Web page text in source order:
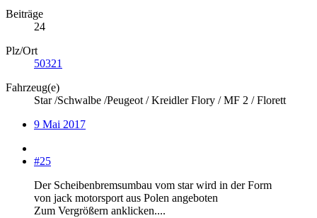
Beiträge
24
Plz/Ort
50321
Fahrzeug(e)
Star /Schwalbe /Peugeot / Kreidler Flory / MF 2 / Florett
9 Mai 2017
#25
Der Scheibenbremsumbau vom star wird in der Form
von jack motorsport aus Polen angeboten
Zum Vergrößern anklicken....